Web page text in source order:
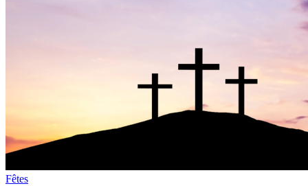
Fêtes